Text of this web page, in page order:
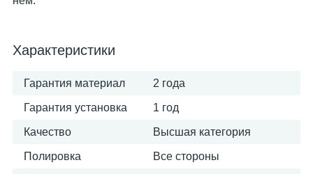
Характеристики
Гарантия материал 2 года
Гарантия установка 1 год
Качество Высшая категория
Полировка Все стороны